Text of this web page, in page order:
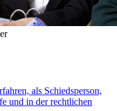
als Schiedsperson,
und in der rechtlichen